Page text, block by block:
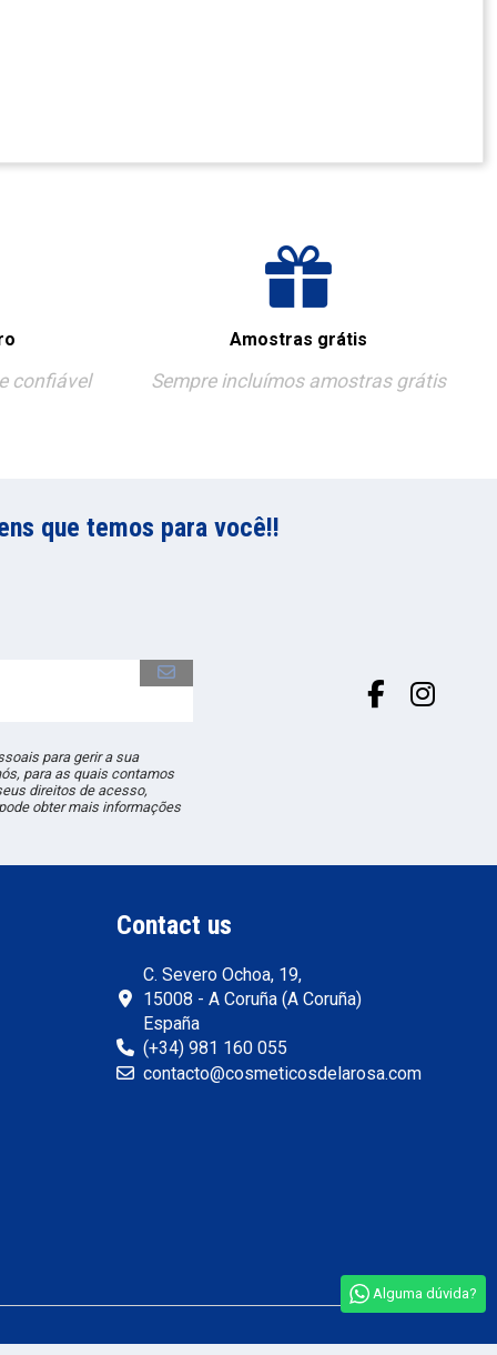
confiável
Amostras grátis
Sempre incluímos amostras grátis
que temos para você!!
para gerir a sua
para as quais contamos
direitos de acesso,
obter mais informações
Contact us
C. Severo Ochoa, 19,
15008 - A Coruña (A Coruña)
España
(+34) 981 160 055
contacto@cosmeticosdelarosa.com
Alguma dúvida?